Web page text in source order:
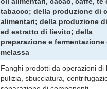
tabacco; della produzione di
alimentari; della produzione
ed estratto di lievito; della
preparazione e fermentazione
melassa
Fanghi prodotti da operazioni di
pulizia, sbucciatura,